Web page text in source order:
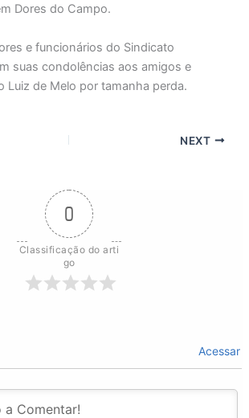
Dores do Campo.
e funcionários do Sindicato
suas condolências aos amigos e
Luiz de Melo por tamanha perda.
NEXT
0
Classificação do arti
go
Acessar